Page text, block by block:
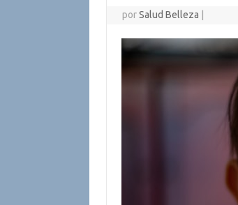
porSalud Belleza